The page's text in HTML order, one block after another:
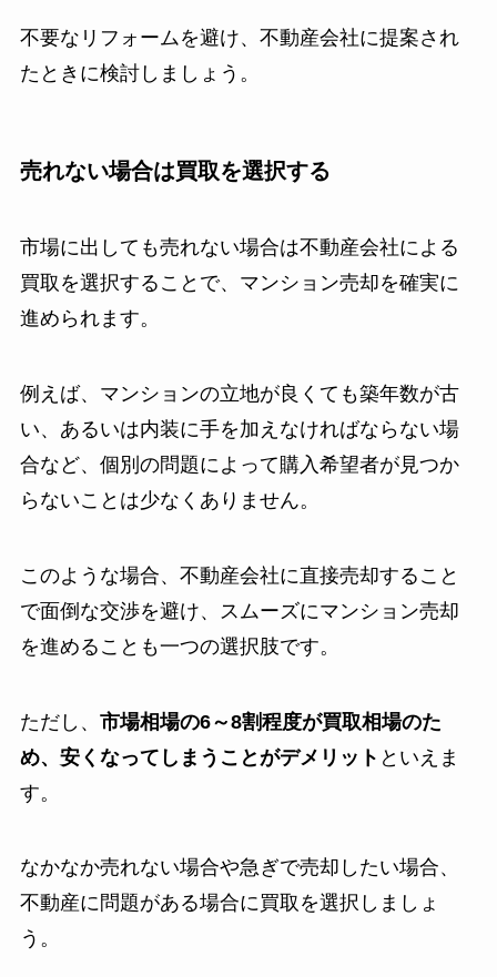
不要なリフォームを避け、不動産会社に提案され
たときに検討しましょう。
売れない場合は買取を選択する
市場に出しても売れない場合は不動産会社による
買取を選択することで、マンション売却を確実に
進められます。
例えば、マンションの立地が良くても築年数が古
い、あるいは内装に手を加えなければならない場
合など、個別の問題によって購入希望者が見つか
らないことは少なくありません。
このような場合、不動産会社に直接売却すること
で面倒な交渉を避け、スムーズにマンション売却
を進めることも一つの選択肢です。
ただし、 市場相場の6～8割程度が買取相場のた
め、安くなってしまうことがデメリット といえま
す。
なかなか売れない場合や急ぎで売却したい場合、
不動産に問題がある場合に買取を選択しましょ
う。